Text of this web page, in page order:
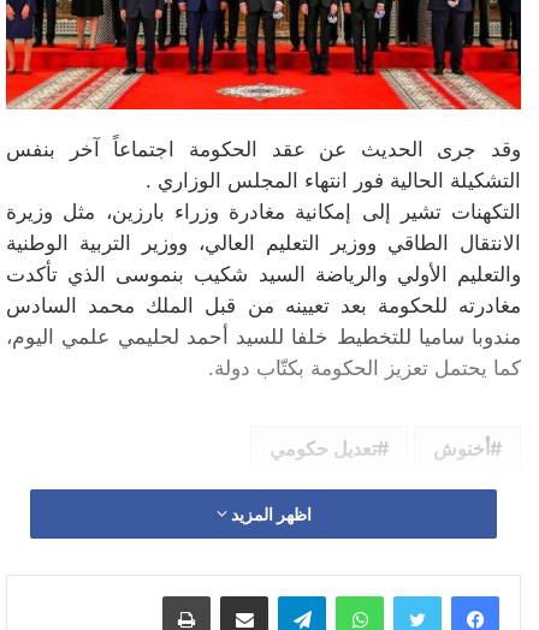
وقد جرى الحديث عن عقد الحكومة اجتماعاً آخر بنفس
التشكيلة الحالية فور انتهاء المجلس الوزاري .
التكهنات تشير إلى إمكانية مغادرة وزراء بارزين، مثل وزيرة
الانتقال الطاقي ووزير التعليم العالي، ووزير التربية الوطنية
والتعليم الأولي والرياضة السيد شكيب بنموسى الذي تأكدت
مغادرته للحكومة بعد تعيينه من قبل الملك محمد السادس
مندوبا ساميا للتخطيط خلفا للسيد أحمد لحليمي علمي اليوم،
كما يحتمل تعزيز الحكومة بكتّاب دولة.
أخنوش تعديل حكومي
اظهر المزيد
واتساب تيلقرام مشاركة عبر البريد طباعة